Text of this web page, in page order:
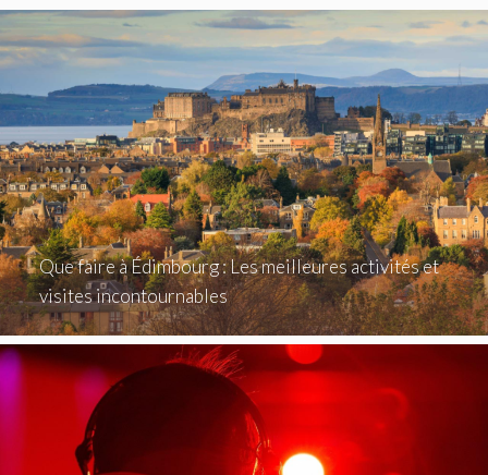
Que faire à Édimbourg : Les meilleures activités et
visites incontournables